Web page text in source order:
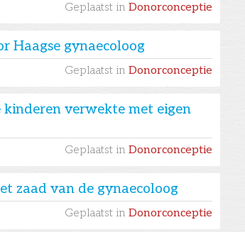
Geplaatst in Donorconceptie
Haagse gynaecoloog
Geplaatst in Donorconceptie
verwekte met eigen
Geplaatst in Donorconceptie
zaad van de gynaecoloog
Geplaatst in Donorconceptie